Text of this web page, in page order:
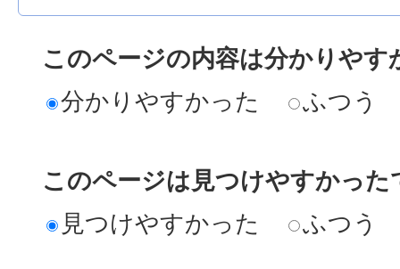
このページの内容は分かりやす
分かりやすかった
ふつう
このページは見つけやすかった
見つけやすかった
ふつう